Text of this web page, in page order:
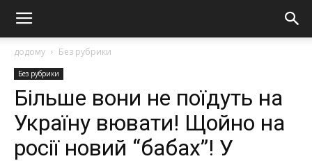
додому Без рубрики
Без рубрики
Більше вони не поїдуть на
Україну вювaти! Щойно на
росії новий “бaбaх”! У